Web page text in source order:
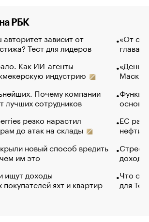
РБК
зависит от
Тест для лидеров
Как ИИ-агенты
индустрию
Почему компании
лучших сотрудников
резко нарастил
до атак на склады
новый способ вредить
им это
ищут доходы
яхт и квартир
«От
глава
Маск в
основ
ЕС
нефти
Что
для